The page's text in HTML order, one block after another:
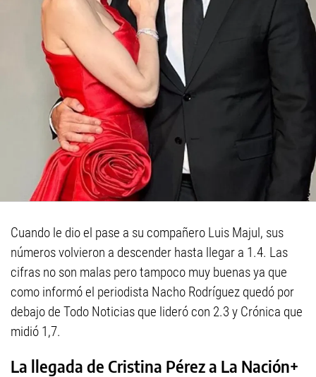
Cuando le dio el pase a su compañero Luis Majul, sus
números volvieron a descender hasta llegar a 1.4. Las
cifras no son malas pero tampoco muy buenas ya que
como informó el periodista Nacho Rodríguez quedó por
debajo de Todo Noticias que lideró con 2.3 y Crónica que
midió 1,7.
La llegada de Cristina Pérez a La Nación+